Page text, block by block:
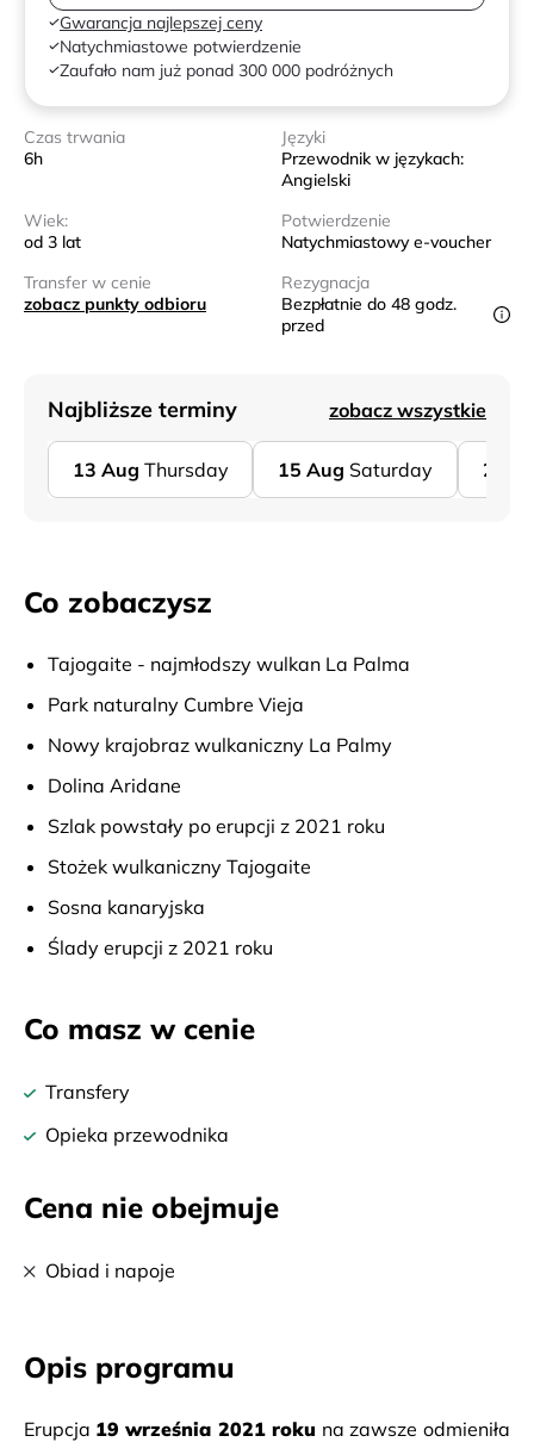
Gwarancja najlepszej ceny
Natychmiastowe potwierdzenie
Zaufało nam już ponad 300 000 podróżnych
Czas trwania
6h
Języki
Przewodnik w językach:
Angielski
Wiek:
od 3 lat
Potwierdzenie
Natychmiastowy e-voucher
Transfer w cenie
zobacz punkty odbioru
Rezygnacja
Bezpłatnie do 48 godz.
przed
Najbliższe terminy zobacz wszystkie
13 Aug Thursday 15 Aug Saturday 20
Co zobaczysz
Tajogaite - najmłodszy wulkan La Palma
Park naturalny Cumbre Vieja
Nowy krajobraz wulkaniczny La Palmy
Dolina Aridane
Szlak powstały po erupcji z 2021 roku
Stożek wulkaniczny Tajogaite
Sosna kanaryjska
Ślady erupcji z 2021 roku
Co masz w cenie
Transfery
Opieka przewodnika
Cena nie obejmuje
Obiad i napoje
Opis programu
Erupcja 19 września 2021 roku na zawsze odmieniła